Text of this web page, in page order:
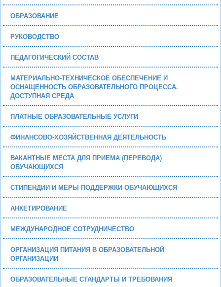
ОБРАЗОВАНИЕ
РУКОВОДСТВО
ПЕДАГОГИЧЕСКИЙ СОСТАВ
МАТЕРИАЛЬНО-ТЕХНИЧЕСКОЕ ОБЕСПЕЧЕНИЕ И
ОСНАЩЕННОСТЬ ОБРАЗОВАТЕЛЬНОГО ПРОЦЕССА.
ДОСТУПНАЯ СРЕДА
ПЛАТНЫЕ ОБРАЗОВАТЕЛЬНЫЕ УСЛУГИ
ФИНАНСОВО-ХОЗЯЙСТВЕННАЯ ДЕЯТЕЛЬНОСТЬ
ВАКАНТНЫЕ МЕСТА ДЛЯ ПРИЕМА (ПЕРЕВОДА)
ОБУЧАЮЩИХСЯ
СТИПЕНДИИ И МЕРЫ ПОДДЕРЖКИ ОБУЧАЮЩИХСЯ
АНКЕТИРОВАНИЕ
МЕЖДУНАРОДНОЕ СОТРУДНИЧЕСТВО
ОРГАНИЗАЦИЯ ПИТАНИЯ В ОБРАЗОВАТЕЛЬНОЙ
ОРГАНИЗАЦИИ
ОБРАЗОВАТЕЛЬНЫЕ СТАНДАРТЫ И ТРЕБОВАНИЯ